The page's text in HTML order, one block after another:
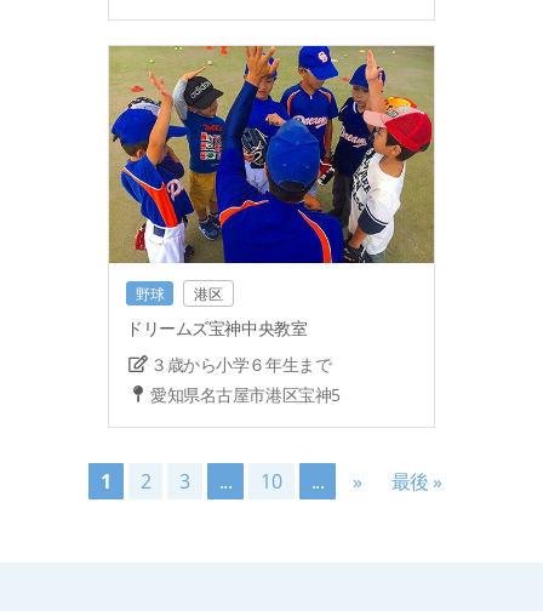
野球 港区
ドリームズ宝神中央教室
３歳から小学６年生まで
愛知県名古屋市港区宝神5
1 2 3 ... 10 ... » 最後 »